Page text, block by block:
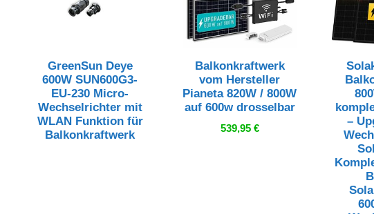
GreenSun Deye
600W SUN600G3-
EU-230 Micro-
Wechselrichter mit
WLAN Funktion für
Balkonkraftwerk
Balkonkraftwerk
vom Hersteller
Pianeta 820W / 800W
auf 600w drosselbar
539,95 €
–